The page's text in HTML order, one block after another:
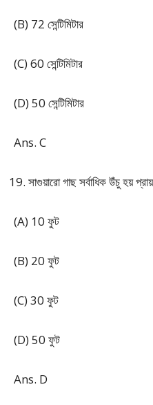
(B) 72 সেন্টিমিটার
(C) 60 সেন্টিমিটার
(D) 50 সেন্টিমিটার
Ans. C
সাগুয়ারো গাছ সর্বাধিক উঁচু হয় প্রায়
(A) 10 ফুট
(B) 20 ফুট
(C) 30 ফুট
(D) 50 ফুট
Ans. D